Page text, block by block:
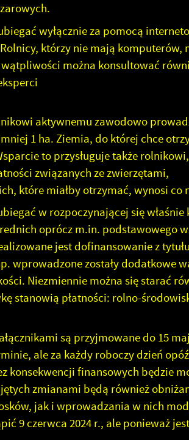
wyłącznie za pomocą
Rolnicy, którzy nie mają komputerów,
można konsultować
aktywnemu zawodowo
1 ha. Ziemia, do której chce
to przysługuje także
związanych ze zwierzętami,
które miałby otrzymać, wynosi co
w rozpoczynającej się
oprócz m.in. podstawowego
jest dofinansowanie z
wprowadzone zostały dodatkowe
Niezmiennie można się starać
stanowią płatności: rolno-
są przyjmowane do 15
ale za każdy roboczy dzień
konsekwencji finansowych będzie
zmianami będą również
jak i wprowadzania w nich
9 czerwca 2024 r., ale ponieważ
Ustawienia
Szanujemy Twoją prywatność.
zaakceptować je wszystkie. W
swoich ustawień.
Niezbędne
Niezbędne pliki cookies służą do
internetowej i umożliwiają Ci